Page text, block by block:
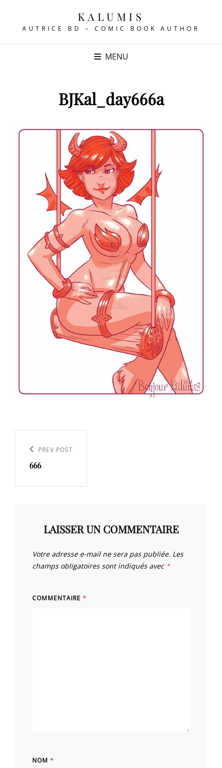
KALUMIS
AUTRICE BD – COMIC BOOK AUTHOR
MENU
BJKal_day666a
l’article
Previous
Post
PREV POST
666
LAISSER UN COMMENTAIRE
Votre adresse e-mail ne sera pas publiée. Les
champs obligatoires sont indiqués avec *
COMMENTAIRE *
NOM *